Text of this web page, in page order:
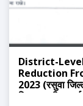
District-
Reduction
2023 (रसुवा
जिल्लास्तरीय